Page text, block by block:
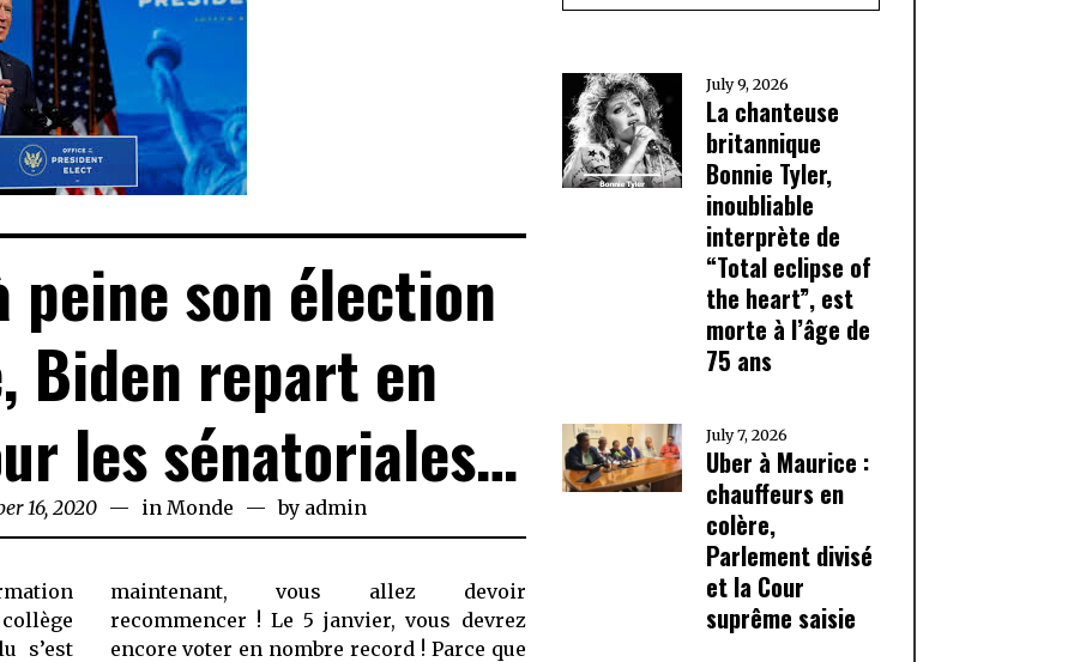
peine son élection
Biden repart en
les sénatoriales…
16, 2020December
16,
in Monde by admin
s’est
maintenant, vous allez devoir
recommencer ! Le 5 janvier, vous devrez
encore voter en nombre record ! Parce que
July 9, 2026
La chanteuse
britannique
Bonnie Tyler,
inoubliable
interprète de
“Total eclipse of
the heart”, est
morte à l’âge de
75 ans
July 7, 2026
Uber à Maurice :
chauffeurs en
colère,
Parlement divisé
et la Cour
suprême saisie